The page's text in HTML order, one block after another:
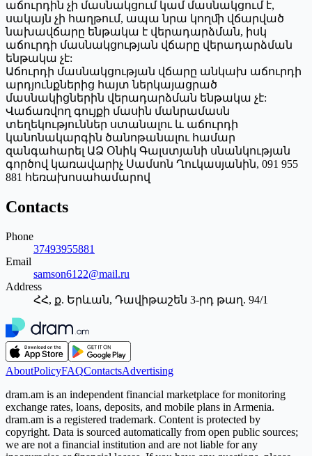
աճուրդին չի մասնակցում կամ մասնակցում է,
սակայն չի հաղթում, ապա նրա կողﬕ վճարված
նախավճարը ենթակա է վերադարձման, իսկ
աճուրդի մասնակցության վճարը վերադարձման
ենթակա չէ:
Աճուրդի մասնակցության վճարը անկախ աճուրդի
արդյունքներից հայտ ներկայացրած
մասնակիցներին վերադարձման ենթակա չէ:
Վաճառվող գույքի մասին մանրամասն
տեղեկություններ ստանալու և աճուրդի
կանոնակարգին ծանոթանալու համար
զանգահարել ԱՁ Օնիկ Գալստյանի սնանկության
գործով կառավարիչ Սամսոն Ղուկասյանին, 091 955
881 հեռախոսահամարով
Contacts
Phone
37493955881
Email
samson6122@mail.ru
Address
ՀՀ, ք. Երևան, Դավիթաշեն 3-րդ թաղ. 94/1
AboutPolicyFAQContactsAdvertising
dram.am is an independent financial marketplace for monitoring
exchange rates, loans, deposits, and mobile plans in Armenia.
dram.am is a registered trademark. Content is protected by
copyright. Data is sourced automatically from open public sources;
we are not a financial institution and are not liable for any